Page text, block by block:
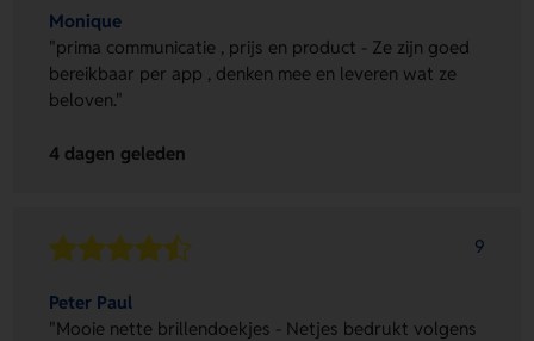
Monique
"prima communicatie , prijs en product - Ze zijn goed
bereikbaar per app , denken mee en leveren wat ze
beloven."
4 dagen geleden
9
Peter Paul
"Mooie nette brillendoekjes - Netjes bedrukt volgens